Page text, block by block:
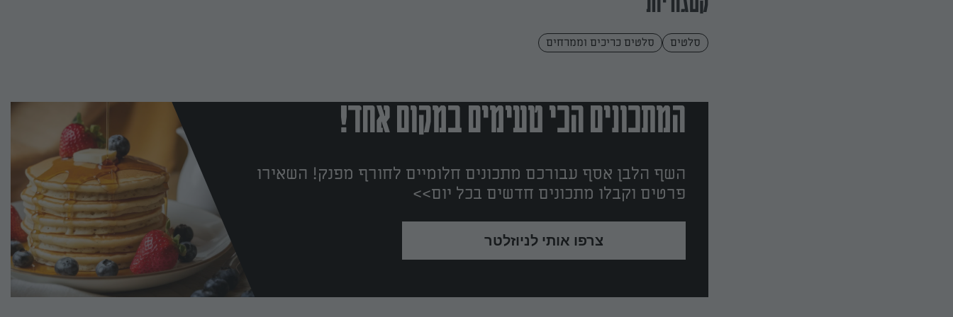
קטגוריות
סלטים סלטים כריכים וממרחים
המתכונים הכי טעימים במקום אחד!
השף הלבן אסף עבורכם מתכונים חלומיים לחורף מפנק! השאירו
פרטים וקבלו מתכונים חדשים בכל יום>>
צרפו אותי לניוזלטר